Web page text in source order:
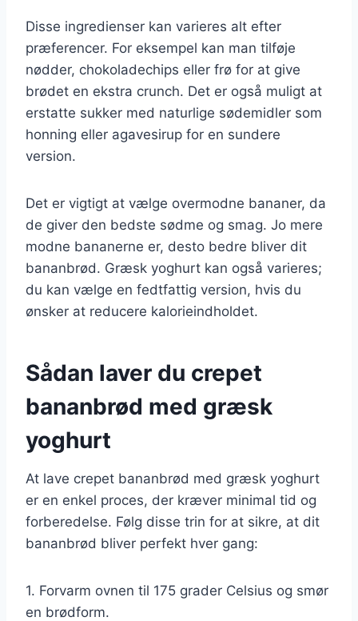
Disse ingredienser kan varieres alt efter
præferencer. For eksempel kan man tilføje
nødder, chokoladechips eller frø for at give
brødet en ekstra crunch. Det er også muligt at
erstatte sukker med naturlige sødemidler som
honning eller agavesirup for en sundere
version.
Det er vigtigt at vælge overmodne bananer, da
de giver den bedste sødme og smag. Jo mere
modne bananerne er, desto bedre bliver dit
bananbrød. Græsk yoghurt kan også varieres;
du kan vælge en fedtfattig version, hvis du
ønsker at reducere kalorieindholdet.
Sådan laver du crepet
bananbrød med græsk
yoghurt
At lave crepet bananbrød med græsk yoghurt
er en enkel proces, der kræver minimal tid og
forberedelse. Følg disse trin for at sikre, at dit
bananbrød bliver perfekt hver gang:
1. Forvarm ovnen til 175 grader Celsius og smør
en brødform.